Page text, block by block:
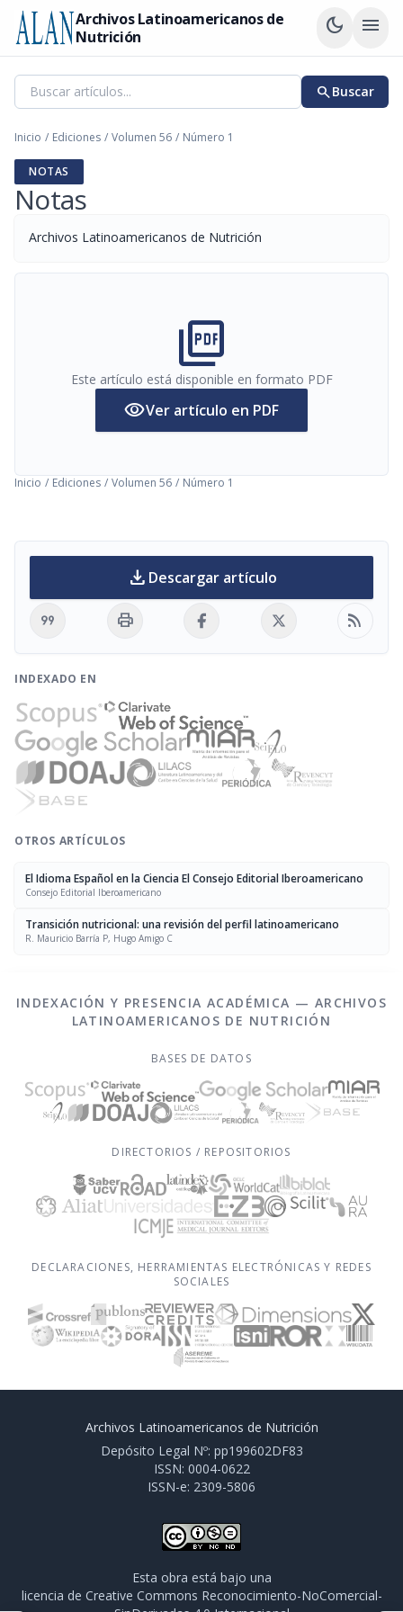
Archivos Latinoamericanos de
Nutrición
dark_mode menu
searchBuscar
Inicio / Ediciones / Volumen 56 / Número 1
NOTAS
Notas
Archivos Latinoamericanos de Nutrición
picture_as_pdf
Este artículo está disponible en formato PDF
visibilityVer artículo en PDF
Inicio / Ediciones / Volumen 56 / Número 1
download Descargar artículo
format_quote print rss_feed
INDEXADO EN
OTROS ARTÍCULOS
El Idioma Español en la Ciencia El Consejo Editorial Iberoamericano
Consejo Editorial Iberoamericano
Transición nutricional: una revisión del perfil latinoamericano
R. Mauricio Barría P, Hugo Amigo C
INDEXACIÓN Y PRESENCIA ACADÉMICA — ARCHIVOS
LATINOAMERICANOS DE NUTRICIÓN
BASES DE DATOS
DIRECTORIOS / REPOSITORIOS
DECLARACIONES, HERRAMIENTAS ELECTRÓNICAS Y REDES
SOCIALES
Archivos Latinoamericanos de Nutrición
Depósito Legal Nº: pp199602DF83
ISSN: 0004-0622
ISSN-e: 2309-5806
Esta obra está bajo una
licencia de Creative Commons Reconocimiento-NoComercial-